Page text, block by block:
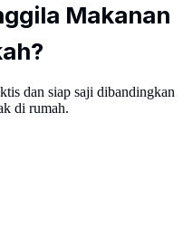
Makanan
dan siap saji dibandingkan
di rumah.